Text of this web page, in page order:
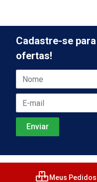
Cadastre-se
ofertas!
Meus Pedidos